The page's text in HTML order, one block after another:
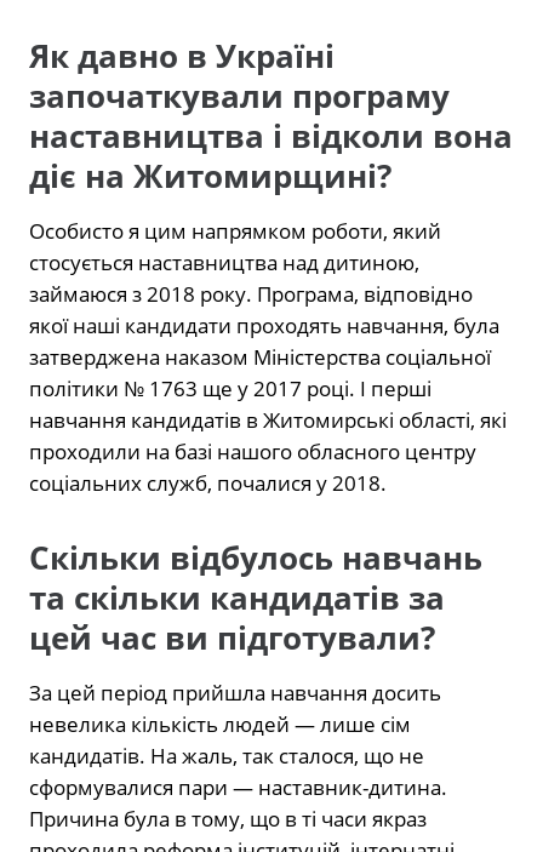
Як давно в Україні
започаткували програму
наставництва і відколи вона
діє на Житомирщині?
Особисто я цим напрямком роботи, який
стосується наставництва над дитиною,
займаюся з 2018 року. Програма, відповідно
якої наші кандидати проходять навчання, була
затверджена наказом Міністерства соціальної
політики № 1763 ще у 2017 році. І перші
навчання кандидатів в Житомирські області, які
проходили на базі нашого обласного центру
соціальних служб, почалися у 2018.
Скільки відбулось навчань
та скільки кандидатів за
цей час ви підготували?
За цей період прийшла навчання досить
невелика кількість людей — лише сім
кандидатів. На жаль, так сталося, що не
сформувалися пари — наставник-дитина.
Причина була в тому, що в ті часи якраз